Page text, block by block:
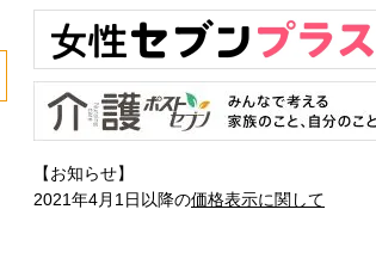
【お知らせ】
2021年4月1日以降の価格表示に関して